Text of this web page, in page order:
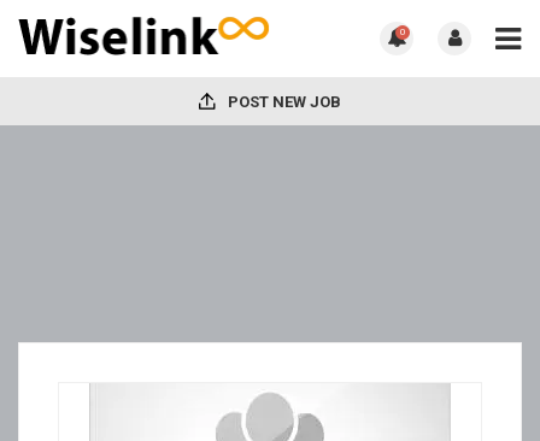
0
POST NEW JOB